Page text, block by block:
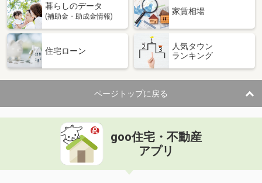
暮らしのデータ
(補助金・助成金情報)
家賃相場
住宅ローン
人気タウン
ランキング
ページトップに戻る
goo住宅・不動産
アプリ